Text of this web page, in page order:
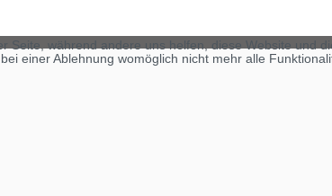
während andere uns helfen, diese Website und
einer Ablehnung womöglich nicht mehr alle